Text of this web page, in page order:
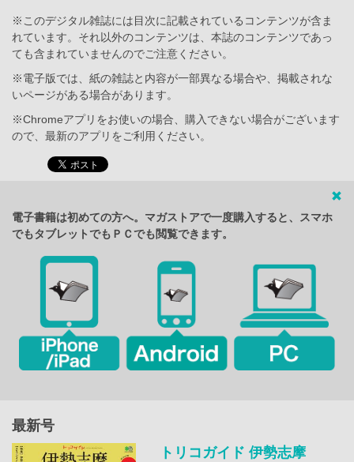
※このデジタル雑誌には目次に記載されているコンテンツが含ま
れています。それ以外のコンテンツは、本誌のコンテンツであっ
ても含まれていませんのでご注意ください。
※電子版では、紙の雑誌と内容が一部異なる場合や、掲載されな
いページがある場合があります。
※Chromeアプリをお使いの場合、購入できない場合がございます
ので、最新のアプリをご利用ください。
電子書籍は初めての方へ。マガストアで一度購入すると、スマホ
でもタブレットでもＰＣでも閲覧できます。
最新号
トリコガイド 伊勢志摩